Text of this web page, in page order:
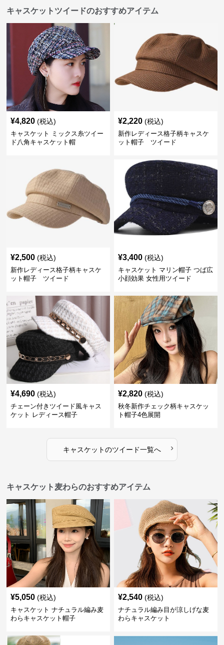
キャスケットツイードのおすすめアイテム
¥4,820 (税込)
キャスケット ミックス糸ツイー
ド八角キャスケット帽
¥2,220 (税込)
新作レディース格子柄キャスケ
ット帽子 ツイード
¥2,500 (税込)
新作レディース格子柄キャスケ
ット帽子 ツイード
¥3,400 (税込)
キャスケット マリン帽子 つば広
小顔効果 女性用ツイード
¥4,690 (税込)
チェーン付きツイード風キャス
ケット レディース帽子
¥2,820 (税込)
秋冬新作チェック柄キャスケッ
ト帽子4色展開
キャスケットのツイード一覧へ ›
キャスケット麦わらのおすすめアイテム
¥5,050 (税込)
キャスケット ナチュラル編み麦
わらキャスケット帽子
¥2,540 (税込)
ナチュラル編み目が涼しげな麦
わらキャスケット